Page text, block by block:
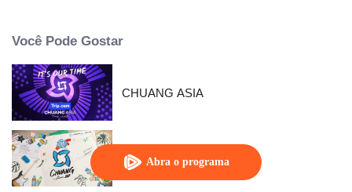
Abra o programa
Você Pode Gostar
CHUANG ASIA
CHUANG ASIA S2